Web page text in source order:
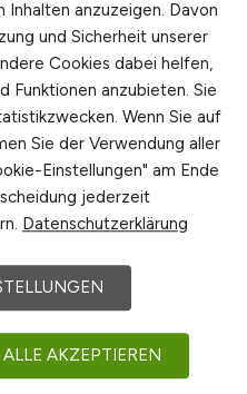
das Portal
im
und passende
entsteht ein
die nicht
eine berufliche
anstreben.
hat erheblichen
Bewerbungen und
zudem von der
anzuzeigen. Davon
und Sicherheit unserer
Cookies dabei helfen,
Funktionen anzubieten. Sie
Wenn Sie auf
Sie der Verwendung aller
Einstellungen" am Ende
jederzeit
Datenschutzerklärung
ALLE AKZEPTIEREN